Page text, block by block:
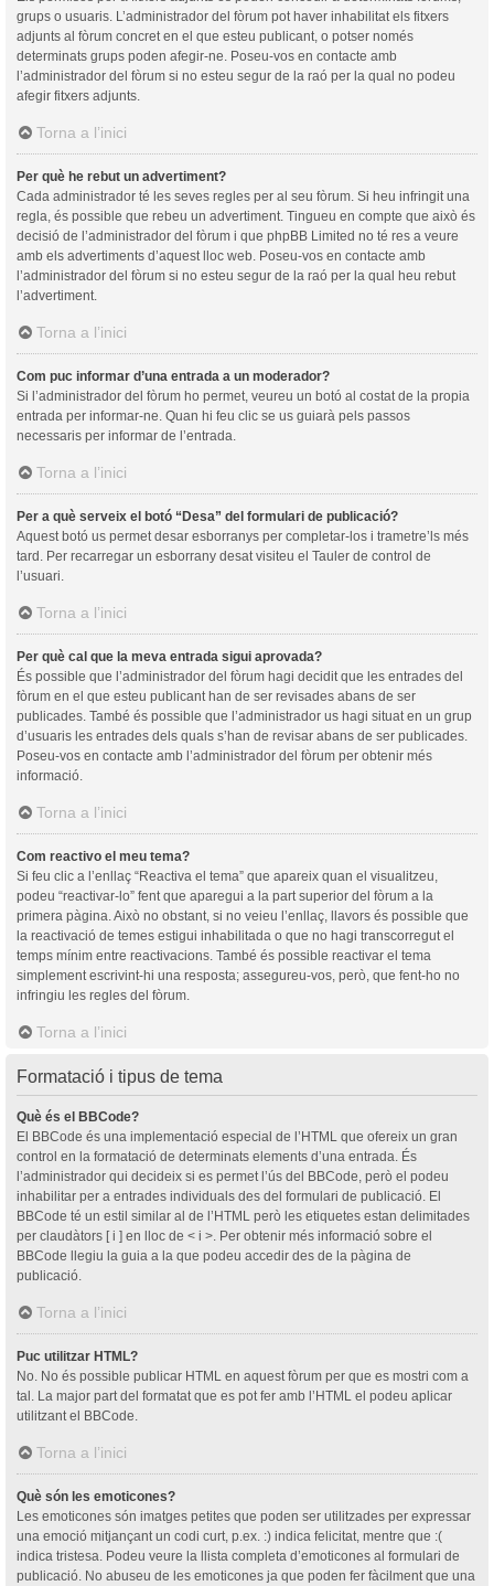
grups o usuaris. L’administrador del fòrum pot haver inhabilitat els fitxers
adjunts al fòrum concret en el que esteu publicant, o potser només
determinats grups poden afegir-ne. Poseu-vos en contacte amb
l’administrador del fòrum si no esteu segur de la raó per la qual no podeu
afegir fitxers adjunts.
Torna a l’inici
Per què he rebut un advertiment?
Cada administrador té les seves regles per al seu fòrum. Si heu infringit una
regla, és possible que rebeu un advertiment. Tingueu en compte que això és
decisió de l’administrador del fòrum i que phpBB Limited no té res a veure
amb els advertiments d’aquest lloc web. Poseu-vos en contacte amb
l’administrador del fòrum si no esteu segur de la raó per la qual heu rebut
l’advertiment.
Torna a l’inici
Com puc informar d’una entrada a un moderador?
Si l’administrador del fòrum ho permet, veureu un botó al costat de la propia
entrada per informar-ne. Quan hi feu clic se us guiarà pels passos
necessaris per informar de l’entrada.
Torna a l’inici
Per a què serveix el botó “Desa” del formulari de publicació?
Aquest botó us permet desar esborranys per completar-los i trametre’ls més
tard. Per recarregar un esborrany desat visiteu el Tauler de control de
l’usuari.
Torna a l’inici
Per què cal que la meva entrada sigui aprovada?
És possible que l’administrador del fòrum hagi decidit que les entrades del
fòrum en el que esteu publicant han de ser revisades abans de ser
publicades. També és possible que l’administrador us hagi situat en un grup
d’usuaris les entrades dels quals s’han de revisar abans de ser publicades.
Poseu-vos en contacte amb l’administrador del fòrum per obtenir més
informació.
Torna a l’inici
Com reactivo el meu tema?
Si feu clic a l’enllaç “Reactiva el tema” que apareix quan el visualitzeu,
podeu “reactivar-lo” fent que aparegui a la part superior del fòrum a la
primera pàgina. Això no obstant, si no veieu l’enllaç, llavors és possible que
la reactivació de temes estigui inhabilitada o que no hagi transcorregut el
temps mínim entre reactivacions. També és possible reactivar el tema
simplement escrivint-hi una resposta; assegureu-vos, però, que fent-ho no
infringiu les regles del fòrum.
Torna a l’inici
Formatació i tipus de tema
Què és el BBCode?
El BBCode és una implementació especial de l’HTML que ofereix un gran
control en la formatació de determinats elements d’una entrada. És
l’administrador qui decideix si es permet l’ús del BBCode, però el podeu
inhabilitar per a entrades individuals des del formulari de publicació. El
BBCode té un estil similar al de l’HTML però les etiquetes estan delimitades
per claudàtors [ i ] en lloc de < i >. Per obtenir més informació sobre el
BBCode llegiu la guia a la que podeu accedir des de la pàgina de
publicació.
Torna a l’inici
Puc utilitzar HTML?
No. No és possible publicar HTML en aquest fòrum per que es mostri com a
tal. La major part del formatat que es pot fer amb l’HTML el podeu aplicar
utilitzant el BBCode.
Torna a l’inici
Què són les emoticones?
Les emoticones són imatges petites que poden ser utilitzades per expressar
una emoció mitjançant un codi curt, p.ex. :) indica felicitat, mentre que :(
indica tristesa. Podeu veure la llista completa d’emoticones al formulari de
publicació. No abuseu de les emoticones ja que poden fer fàcilment que una